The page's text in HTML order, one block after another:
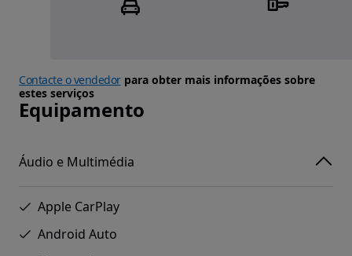
Contacte o vendedorpara obter mais informações sobre
estes serviços
Equipamento
Áudio e Multimédia
Apple CarPlay
Android Auto